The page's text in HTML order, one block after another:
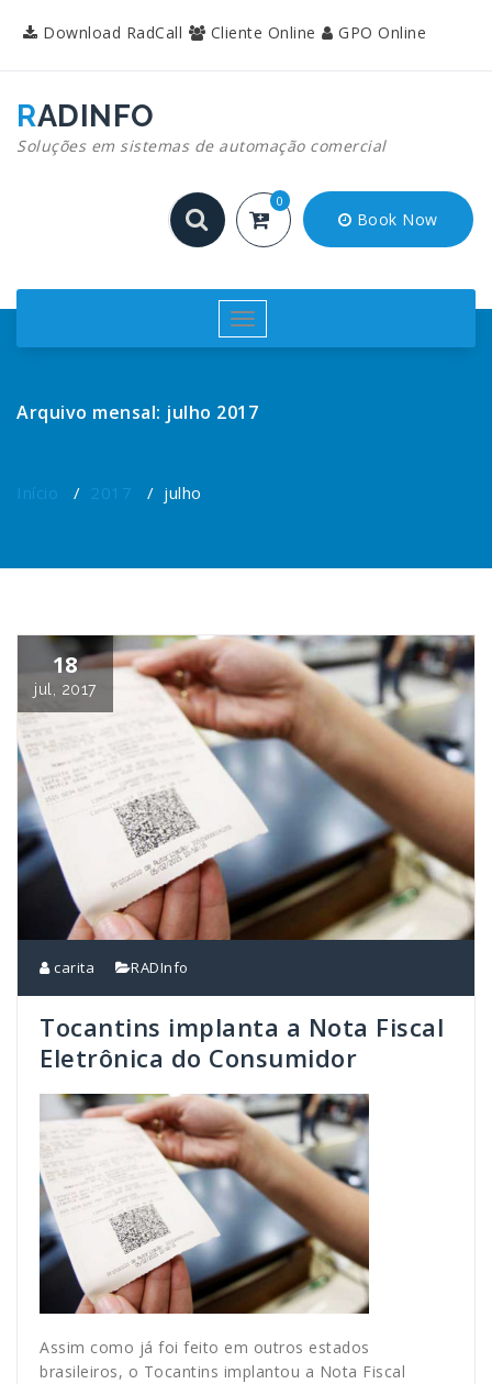
para Download RadCall Cliente Online GPO Online
RADINFO
Soluções em sistemas de automação comercial
0
Book Now
Alternar
navegação
Arquivo mensal: julho 2017
Início / 2017 / julho
18
jul, 2017
carita RADInfo
Tocantins implanta a Nota Fiscal
Eletrônica do Consumidor
Assim como já foi feito em outros estados
brasileiros, o Tocantins implantou a Nota Fiscal